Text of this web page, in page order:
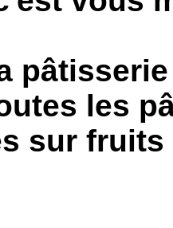
les
sur fruits